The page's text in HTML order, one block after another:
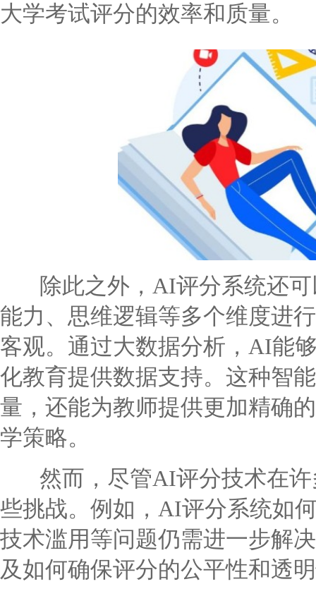
大学考试评分的效率和质量。
除此之外，AI评分系统还可
能力、思维逻辑等多个维度进
客观。通过大数据分析，AI能
化教育提供数据支持。这种智
量，还能为教师提供更加精确
学策略。
然而，尽管AI评分技术在许
些挑战。例如，AI评分系统如
技术滥用等问题仍需进一步解
及如何确保评分的公平性和透